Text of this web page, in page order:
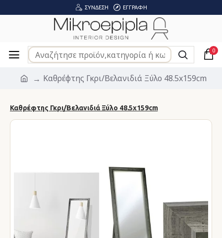
ΣΎΝΔΕΣΗ ΕΓΓΡΑΦΉ
0
Καθρέφτης Γκρι/Βελανιδιά Ξύλο 48.5x159cm
Καθρέφτης Γκρι/Βελανιδιά Ξύλο 48.5x159cm